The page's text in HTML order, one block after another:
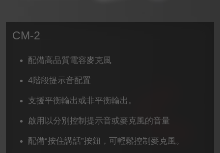
CM-2
配備高品質電容麥克風
4階段提示音配置
支援平衡輸出或非平衡輸出。
啟用以分別控制提示音或麥克風的音量
配備“按住講話”按鈕，可輕鬆控制麥克風。